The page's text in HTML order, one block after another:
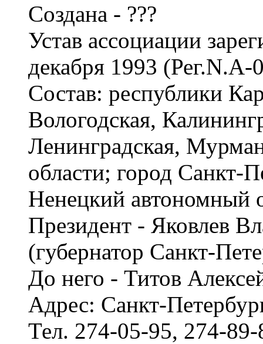
Создана - ???
Устав ассоциации
декабря 1993 (Рег.N.А-
Состав: республики
Вологодская,
Ленинградская,
области; город Санкт-
Ненецкий автономный
Президент - Яковлев
(губернатор Санкт-
До него - Титов
Адрес: Санкт-
Тел. 274-05-95, 274-89-